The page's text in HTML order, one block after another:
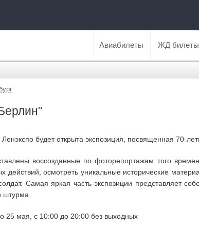
Авиабилеты ЖД билеты
будет открыта экспозиция, посвященная 70-
воссозданные по фоторепортажам того
действий, осмотреть уникальные исторические
Самая яркая часть экспозиции представляет
штурма.
25 мая, с 10:00 до 20:00 без выходных